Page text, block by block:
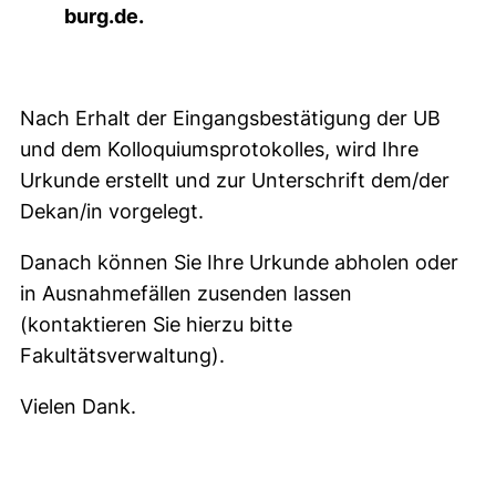
burg.de.
Nach Erhalt der Eingangsbestätigung der UB
und dem Kolloquiumsprotokolles, wird Ihre
Urkunde erstellt und zur Unterschrift dem/der
Dekan/in vorgelegt.
Danach können Sie Ihre Urkunde abholen oder
in Ausnahmefällen zusenden lassen
(kontaktieren Sie hierzu bitte
Fakultätsverwaltung).
Vielen Dank.